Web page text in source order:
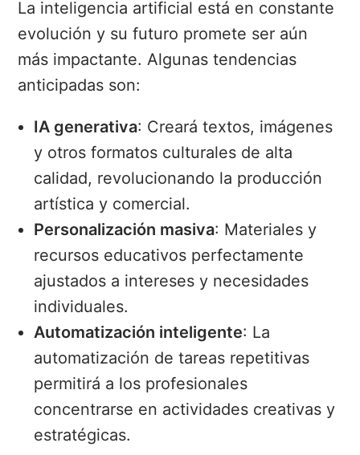
La inteligencia artificial está en constante
evolución y su futuro promete ser aún
más impactante. Algunas tendencias
anticipadas son:
IA generativa: Creará textos, imágenes
y otros formatos culturales de alta
calidad, revolucionando la producción
artística y comercial.
Personalización masiva: Materiales y
recursos educativos perfectamente
ajustados a intereses y necesidades
individuales.
Automatización inteligente: La
automatización de tareas repetitivas
permitirá a los profesionales
concentrarse en actividades creativas y
estratégicas.